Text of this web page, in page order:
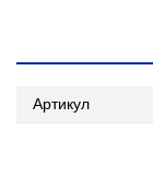
Артикул